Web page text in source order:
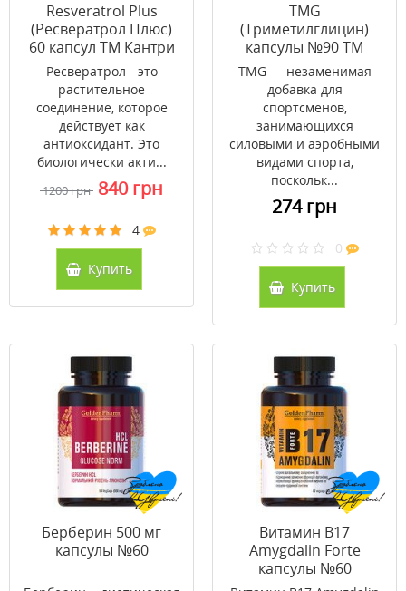
Resveratrol Plus
(Ресвератрол Плюс)
60 капсул ТМ Кантри
Лайф / Country Life
Ресвератрол - это
растительное
соединение, которое
действует как
антиоксидант. Это
биологически акти...
1200 грн 840 грн
4
Купить
TMG
(Триметилглицин)
капсулы №90 ТМ
Ванситон / Vansiton
TMG — незаменимая
добавка для
спортсменов,
занимающихся
силовыми и аэробными
видами спорта,
поскольк...
274 грн
0
Купить
Берберин 500 мг
капсулы №60
Витамин В17
Amygdalin Forte
капсулы №60